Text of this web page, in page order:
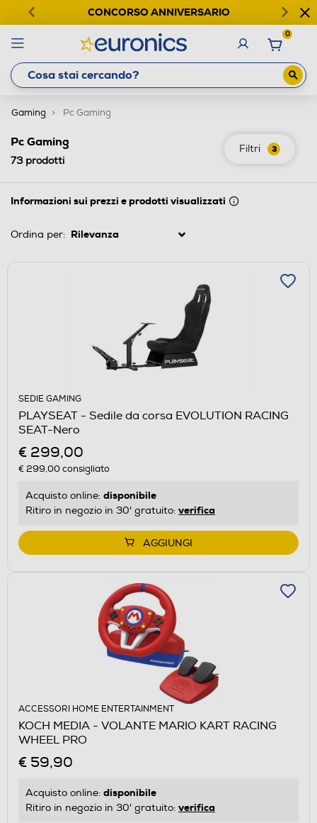
CONCORSO ANNIVERSARIO
0
Gaming Pc Gaming
Filtri 3
Pc Gaming
73prodotti
Informazioni sui prezzi e prodotti visualizzati
Ordina per:
SEDIE GAMING
PLAYSEAT - Sedile da corsa EVOLUTION RACING
SEAT-Nero
€ 299,00
€ 299,00consigliato
Acquisto online: disponibile
Ritiro in negozio in 30' gratuito: verifica
AGGIUNGI
ACCESSORI HOME ENTERTAINMENT
KOCH MEDIA - VOLANTE MARIO KART RACING
WHEEL PRO
€ 59,90
Acquisto online: disponibile
Ritiro in negozio in 30' gratuito: verifica